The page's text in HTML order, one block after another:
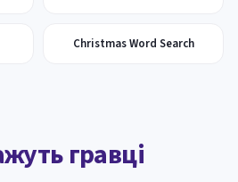
Christmas Word Search
гравці